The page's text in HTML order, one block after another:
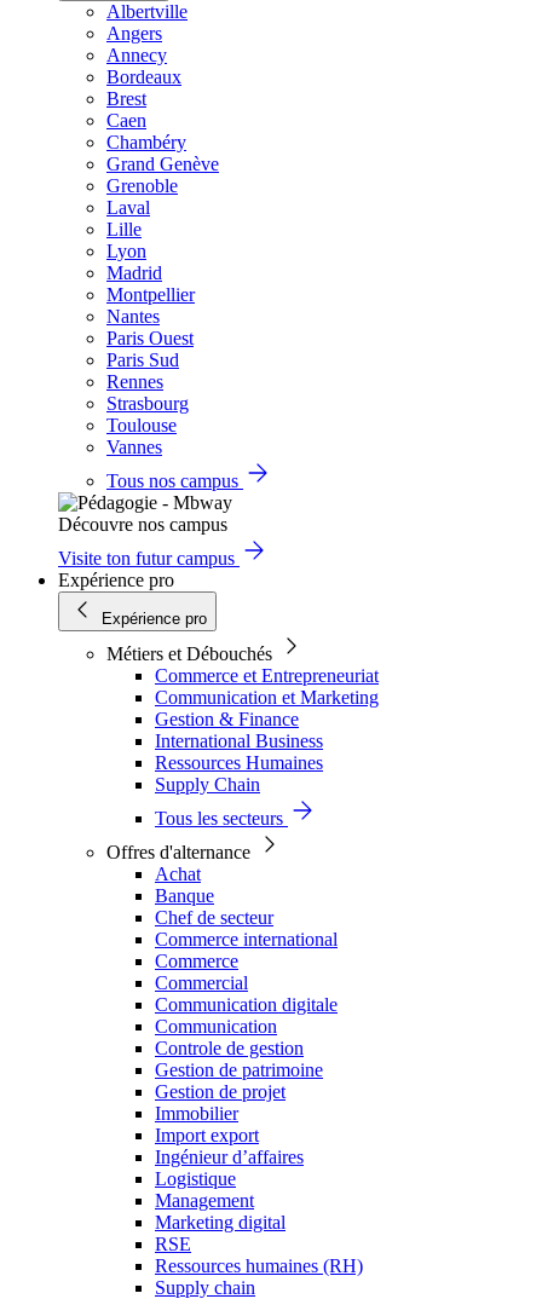
Albertville
Angers
Annecy
Bordeaux
Brest
Caen
Chambéry
Grand Genève
Grenoble
Laval
Lille
Lyon
Madrid
Montpellier
Nantes
Paris Ouest
Paris Sud
Rennes
Strasbourg
Toulouse
Vannes
Tous nos campus
Découvre nos campus
Visite ton futur campus
Expérience pro
Expérience pro
Métiers et Débouchés
Commerce et Entrepreneuriat
Communication et Marketing
Gestion & Finance
International Business
Ressources Humaines
Supply Chain
Tous les secteurs
Offres d'alternance
Achat
Banque
Chef de secteur
Commerce international
Commerce
Commercial
Communication digitale
Communication
Controle de gestion
Gestion de patrimoine
Gestion de projet
Immobilier
Import export
Ingénieur d’affaires
Logistique
Management
Marketing digital
RSE
Ressources humaines (RH)
Supply chain